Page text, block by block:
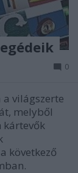
0
a világszerte
melyből
következő